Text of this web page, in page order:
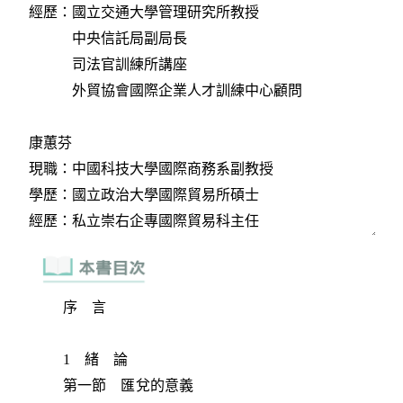
序 言
1 緒 論
第一節 匯兌的意義